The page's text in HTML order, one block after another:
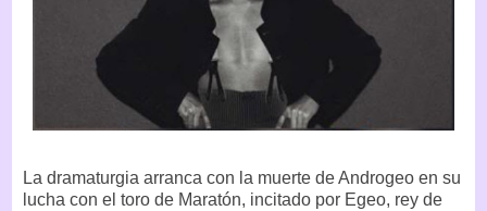
La dramaturgia arranca con la muerte de Androgeo en su
lucha con el toro de Maratón, incitado por Egeo, rey de